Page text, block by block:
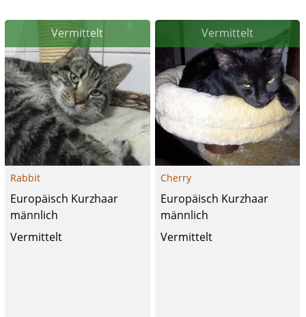
Vermittelt
Rabbit
Europäisch Kurzhaar
männlich
Vermittelt
Vermittelt
Cherry
Europäisch Kurzhaar
männlich
Vermittelt